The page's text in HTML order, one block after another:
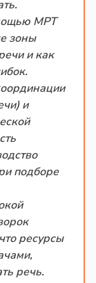
МРТ
зоны
и как
и
подборе
ресурсы
речь.